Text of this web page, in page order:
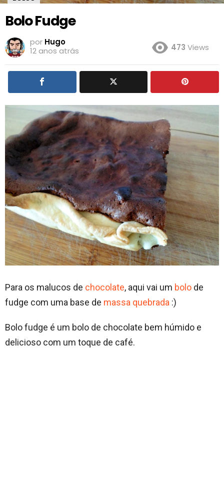
Bolo Fudge
por Hugo
12 anos atrás
473 Views
Para os malucos de chocolate, aqui vai um bolo de
fudge com uma base de massa quebrada :)
Bolo fudge é um bolo de chocolate bem húmido e
delicioso com um toque de café.